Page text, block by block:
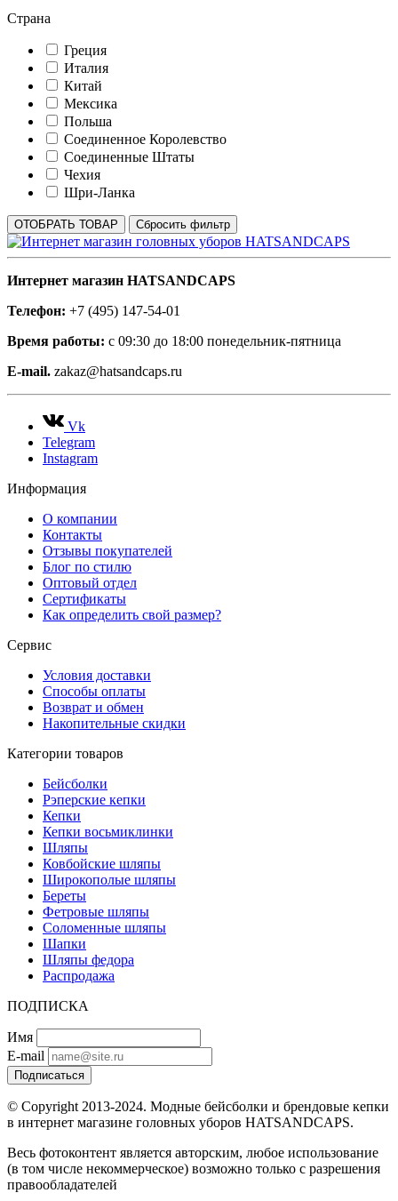
Страна
Греция
Италия
Китай
Мексика
Польша
Соединенное Королевство
Соединенные Штаты
Чехия
Шри-Ланка
Интернет магазин HATSANDCAPS
Телефон: +7 (495) 147-54-01
Время работы: с 09:30 до 18:00 понедельник-пятница
E-mail. zakaz@hatsandcaps.ru
Vk
Telegram
Instagram
Информация
О компании
Контакты
Отзывы покупателей
Блог по стилю
Оптовый отдел
Сертификаты
Как определить свой размер?
Сервис
Условия доставки
Способы оплаты
Возврат и обмен
Накопительные скидки
Категории товаров
Бейсболки
Рэперские кепки
Кепки
Кепки восьмиклинки
Шляпы
Ковбойские шляпы
Широкополые шляпы
Береты
Фетровые шляпы
Соломенные шляпы
Шапки
Шляпы федора
Распродажа
ПОДПИСКА
Имя
E-mail
Подписаться
© Copyright 2013-2024. Модные бейсболки и брендовые кепки
в интернет магазине головных уборов HATSANDCAPS.
Весь фотоконтент является авторским, любое использование
(в том числе некоммерческое) возможно только с разрешения
правообладателей